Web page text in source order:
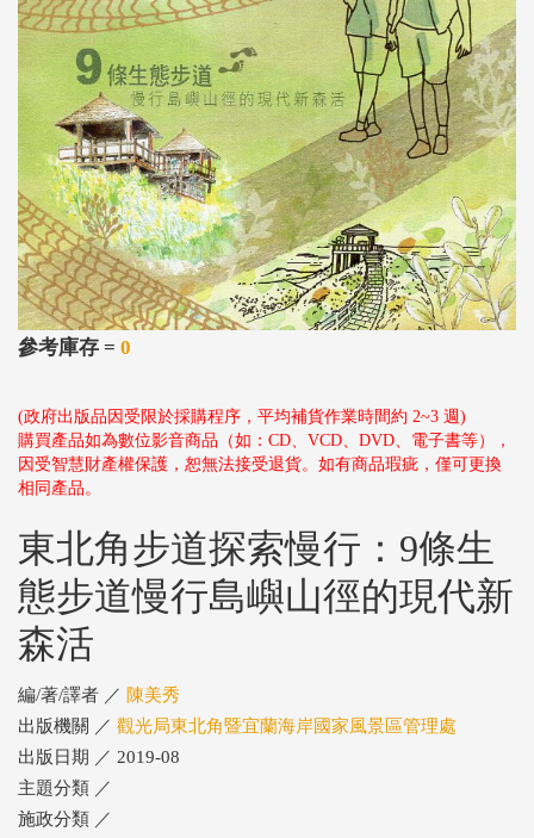
參考庫存 = 0
(政府出版品因受限於採購程序，平均補貨作業時間約 2~3 週)
購買產品如為數位影音商品（如：CD、VCD、DVD、電子書等），
因受智慧財產權保護，恕無法接受退貨。如有商品瑕疵，僅可更換
相同產品。
東北角步道探索慢行：9條生
態步道慢行島嶼山徑的現代新
森活
編/著/譯者 ／ 陳美秀
出版機關 ／ 觀光局東北角暨宜蘭海岸國家風景區管理處
出版日期 ／ 2019-08
主題分類 ／
施政分類 ／